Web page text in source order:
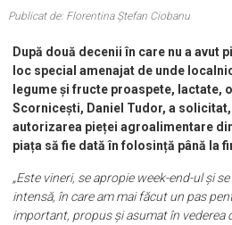
Publicat de: Florentina Ștefan Ciobanu
După două decenii în care nu a avut
loc special amenajat de unde
legume și fructe proaspete, lactate,
Scornicești, Daniel Tudor, a
autorizarea pieței agroalimentare
piața să fie dată în folosință până la
„Este vineri, se apropie week-end-ul și
intensă, în care am mai făcut un pas
important, propus și asumat în vederea